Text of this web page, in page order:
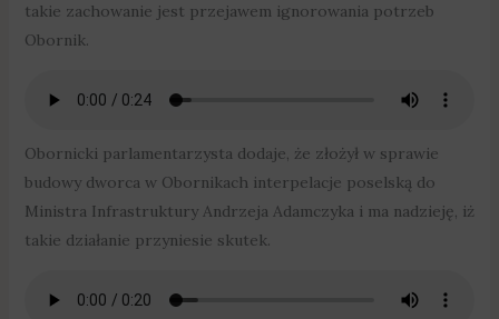
takie zachowanie jest przejawem ignorowania potrzeb
Obornik.
Obornicki parlamentarzysta dodaje, że złożył w sprawie
budowy dworca w Obornikach interpelacje poselską do
Ministra Infrastruktury Andrzeja Adamczyka i ma nadzieję, iż
takie działanie przyniesie skutek.